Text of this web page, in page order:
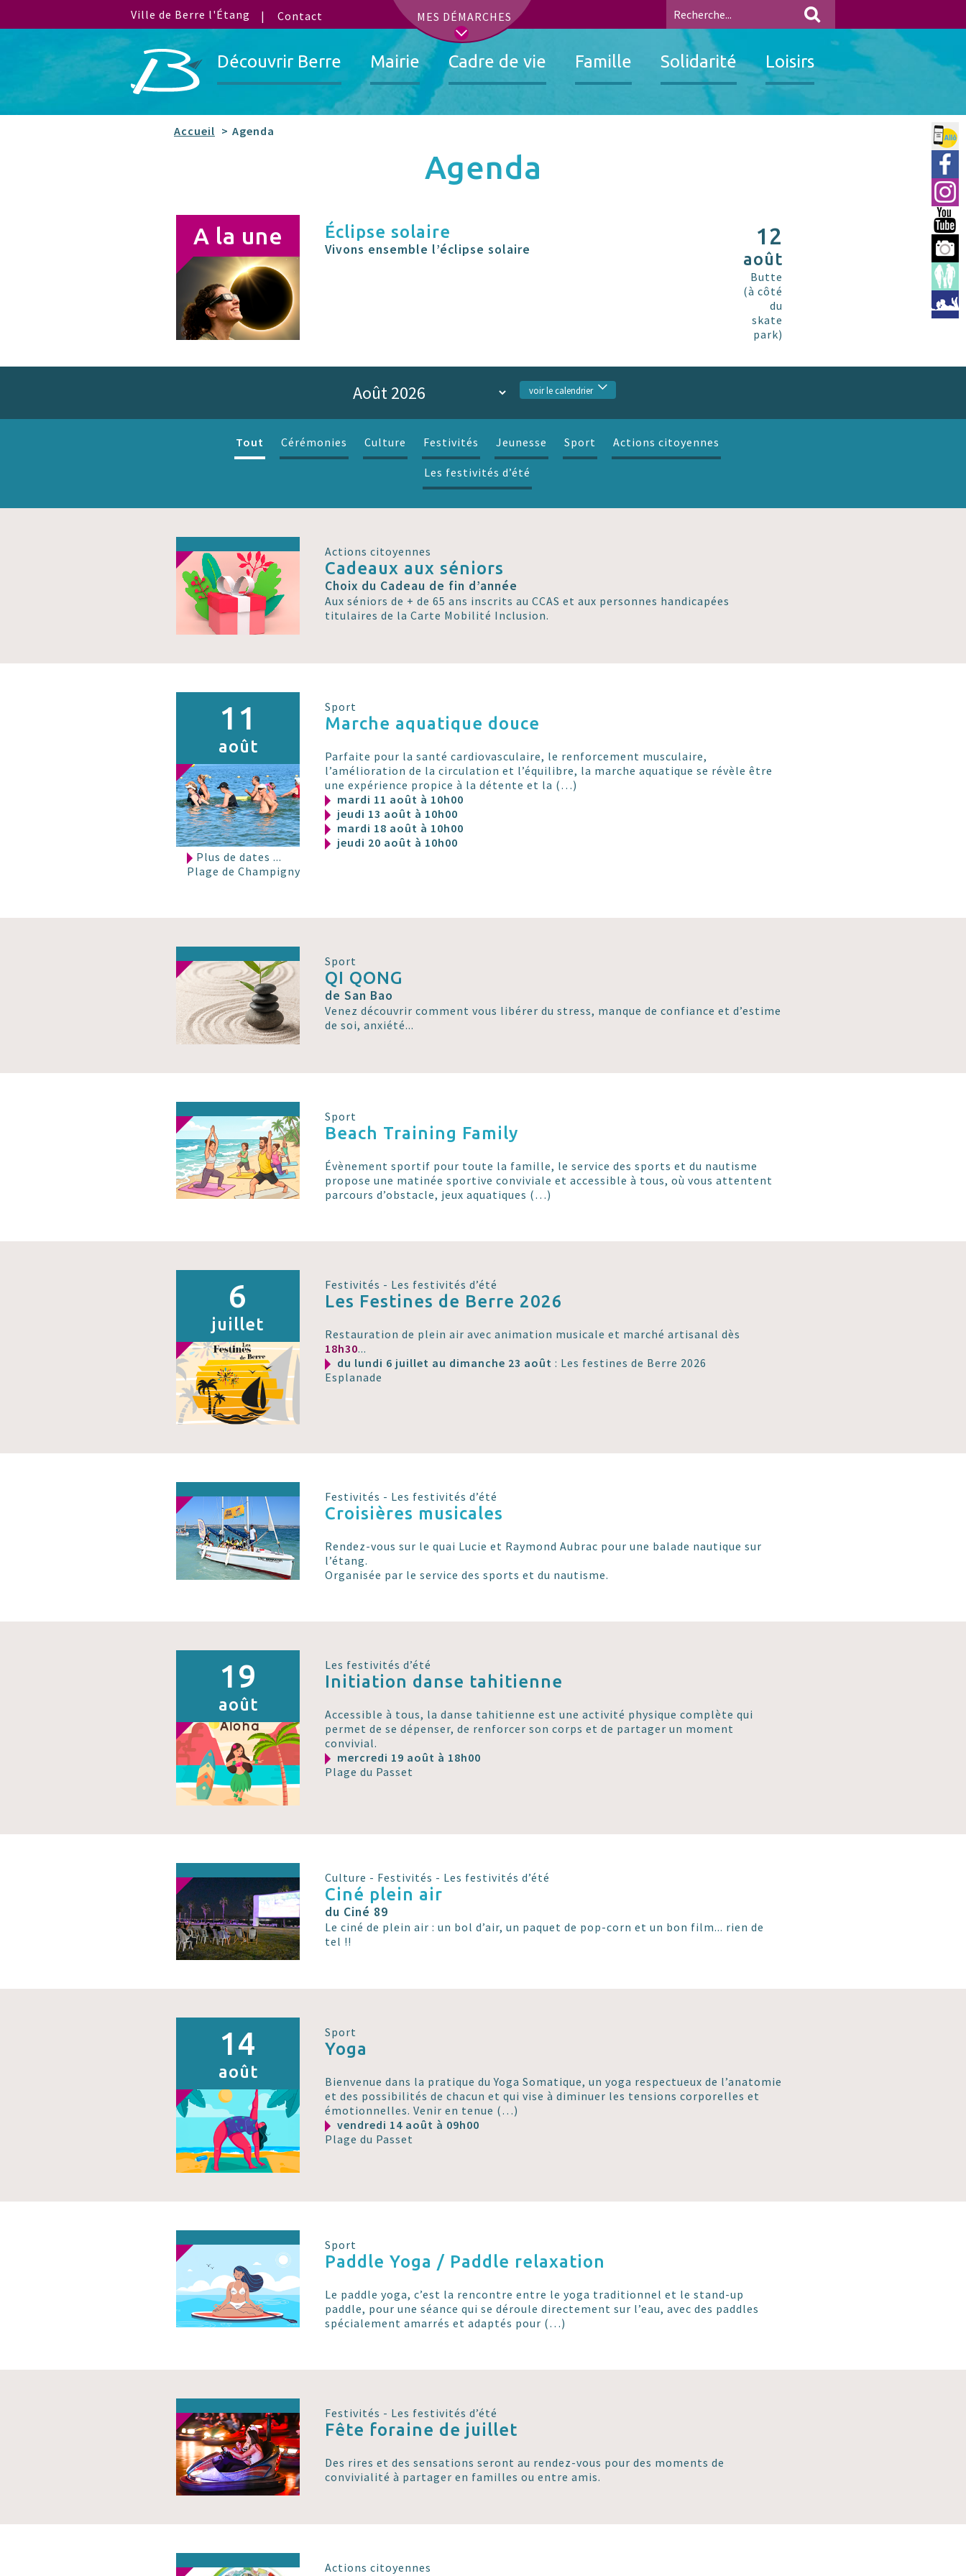
Ville de Berre l'Étang MES DÉMARCHES
Contact
Découvrir Berre Mairie Cadre de vie Famille Solidarité Loisirs
Allo
Ville
You
Accueil Agenda
Agenda
A la une Éclipse solaire
Vivons ensemble l’éclipse solaire
12
août
Butte
(à côté
du
skate
park)
voir le calendrier
Tout Cérémonies Culture Festivités Jeunesse Sport Actions citoyennes
Les festivités d’été
Actions citoyennes
Cadeaux aux séniors
Choix du Cadeau de fin d’année
Aux séniors de + de 65 ans inscrits au CCAS et aux personnes handicapées
titulaires de la Carte Mobilité Inclusion.
11
août
Sport
Marche aquatique douce
Parfaite pour la santé cardiovasculaire, le renforcement musculaire,
l’amélioration de la circulation et l’équilibre, la marche aquatique se révèle être
une expérience propice à la détente et la (…)
mardi 11 août à 10h00
jeudi 13 août à 10h00
mardi 18 août à 10h00
jeudi 20 août à 10h00
Plus de dates ...
Plage de Champigny
Sport
QI QONG
de San Bao
Venez découvrir comment vous libérer du stress, manque de confiance et d’estime
de soi, anxiété...
Sport
Beach Training Family
Évènement sportif pour toute la famille, le service des sports et du nautisme
propose une matinée sportive conviviale et accessible à tous, où vous attentent
parcours d’obstacle, jeux aquatiques (…)
6
juillet
Festivités - Les festivités d’été
Les Festines de Berre 2026
Restauration de plein air avec animation musicale et marché artisanal dès
18h30...
du lundi 6 juillet au dimanche 23 août: Les festines de Berre 2026
Esplanade
Festivités - Les festivités d’été
Croisières musicales
Rendez-vous sur le quai Lucie et Raymond Aubrac pour une balade nautique sur
l’étang.
Organisée par le service des sports et du nautisme.
19
août
Les festivités d’été
Initiation danse tahitienne
Accessible à tous, la danse tahitienne est une activité physique complète qui
permet de se dépenser, de renforcer son corps et de partager un moment
convivial.
mercredi 19 août à 18h00
Plage du Passet
Culture - Festivités - Les festivités d’été
Ciné plein air
du Ciné 89
Le ciné de plein air : un bol d’air, un paquet de pop-corn et un bon film... rien de
tel !!
14
août
Sport
Yoga
Bienvenue dans la pratique du Yoga Somatique, un yoga respectueux de l’anatomie
et des possibilités de chacun et qui vise à diminuer les tensions corporelles et
émotionnelles. Venir en tenue (…)
vendredi 14 août à 09h00
Plage du Passet
Sport
Paddle Yoga / Paddle relaxation
Le paddle yoga, c’est la rencontre entre le yoga traditionnel et le stand-up
paddle, pour une séance qui se déroule directement sur l’eau, avec des paddles
spécialement amarrés et adaptés pour (…)
Festivités - Les festivités d’été
Fête foraine de juillet
Des rires et des sensations seront au rendez-vous pour des moments de
convivialité à partager en familles ou entre amis.
Actions citoyennes